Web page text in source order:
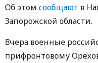
Об этом сообщают в
Запорожской области.
Вчера военные
прифронтовому